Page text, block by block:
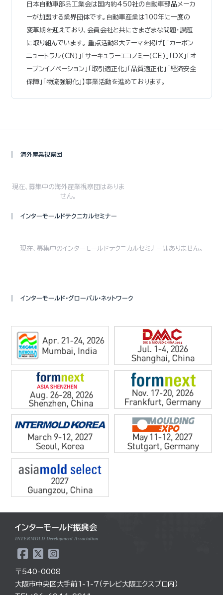
日本自動車部品工業会は国内約450社の自動車部品メーカ
ーが加盟する業界団体です。自動車産業は100年に一度の
変革期を迎えており、会員会社と共にさまざまな問題・課題
に取り組んでいます。 重点活動8大テーマを掲げ【「カーボン
ニュートラル(CN)」「サーキュラーエコノミー(CE)」「DX」「オ
ープンイノベーション」「取引適正化」「品質適正化」「経済安全
保障」「物流強靭化」】事業活動を進めております。
海外産業視察団
現在、募集中の海外産業視察団はありま
せん。
インターモールドテクニカルセミナー
現在、募集中のインターモールドテクニカルセミナーはありません。
インターモールド・グローバル・ネットワーク
インターモールド振興会
INTERMOLD Development Association
〒540-0008
大阪市中央区大手前1-1-7（テレビ大阪エクスプロ内）